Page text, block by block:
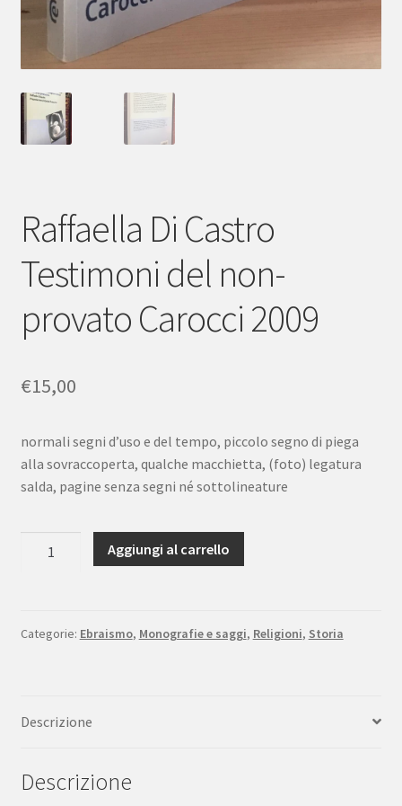
Raffaella Di Castro
Testimoni del non-
provato Carocci 2009
€15,00
normali segni d’uso e del tempo, piccolo segno di piega
alla sovraccoperta, qualche macchietta, (foto) legatura
salda, pagine senza segni né sottolineature
del
2009
Aggiungi al carrello
Categorie: Ebraismo, Monografie e saggi, Religioni, Storia
Descrizione
Descrizione